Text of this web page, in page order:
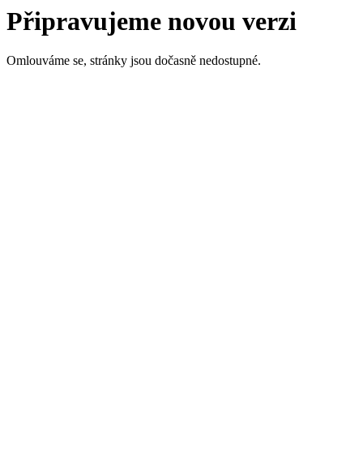
Připravujeme novou verzi
Omlouváme se, stránky jsou dočasně nedostupné.